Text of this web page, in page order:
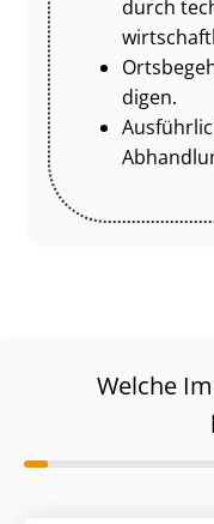
durch
di­gen.
Welche